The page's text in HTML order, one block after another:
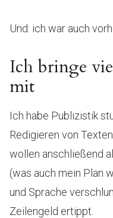
Und: ich war auch
Ich bringe
mit
Ich habe Publizistik
Redigieren von
wollen anschließend
(was auch mein Plan
und Sprache
Zeilengeld ertippt.